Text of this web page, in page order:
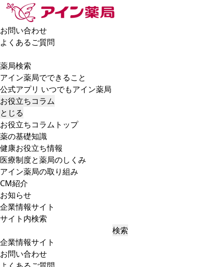
お問い合わせ
よくあるご質問
薬局検索
アイン薬局でできること
公式アプリ いつでもアイン薬局
お役立ちコラム
とじる
お役立ちコラムトップ
薬の基礎知識
健康お役立ち情報
医療制度と薬局のしくみ
アイン薬局の取り組み
CM紹介
お知らせ
企業情報サイト
サイト内検索
検索
企業情報サイト
お問い合わせ